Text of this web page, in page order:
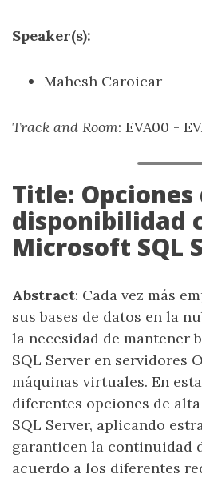
Speaker(s):
Mahesh Caroicar
Track and Room: EVA00 -
Title:
disponibilidad
Microsoft SQL
Abstract: Cada vez más
sus bases de datos en la
la necesidad de mantener
SQL Server en servidores
máquinas virtuales. En
diferentes opciones de
SQL Server, aplicando
garanticen la continuidad
acuerdo a los diferentes